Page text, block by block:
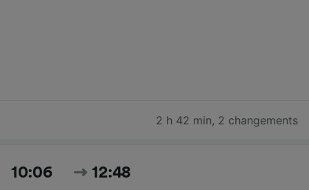
2 h 42 min, 2 changements
10:06 12:48